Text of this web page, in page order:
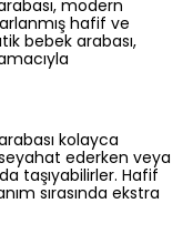
modern
hafif ve
bebek arabası,
kolayca
ederken veya
taşıyabilirler. Hafif
sırasında ekstra